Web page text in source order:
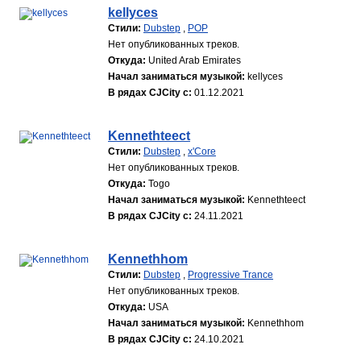
kellyces
Стили: Dubstep , POP
Нет опубликованных треков.
Откуда: United Arab Emirates
Начал заниматься музыкой: kellyces
В рядах CJCity с: 01.12.2021
Kennethteect
Стили: Dubstep , x'Core
Нет опубликованных треков.
Откуда: Togo
Начал заниматься музыкой: Kennethteect
В рядах CJCity с: 24.11.2021
Kennethhom
Стили: Dubstep , Progressive Trance
Нет опубликованных треков.
Откуда: USA
Начал заниматься музыкой: Kennethhom
В рядах CJCity с: 24.10.2021